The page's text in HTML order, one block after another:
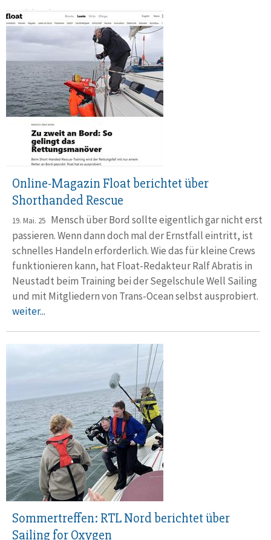
Online-Magazin Float berichtet über
Shorthanded Rescue
19. Mai. 25 Mensch über Bord sollte eigentlich gar nicht erst
passie­ren. Wenn dann doch mal der Ernstfall eintritt, ist
schnelles Han­deln erforderlich. Wie das für kleine Crews
funktio­nieren kann, hat Float-Redakteur Ralf Abratis in
Neustadt beim Training bei der Se­gel­schule Well Sailing
und mit Mitgliedern von Trans-Ocean selbst aus­probiert.
weiter...
Sommertreffen: RTL Nord berichtet über
Sailing for Oxygen